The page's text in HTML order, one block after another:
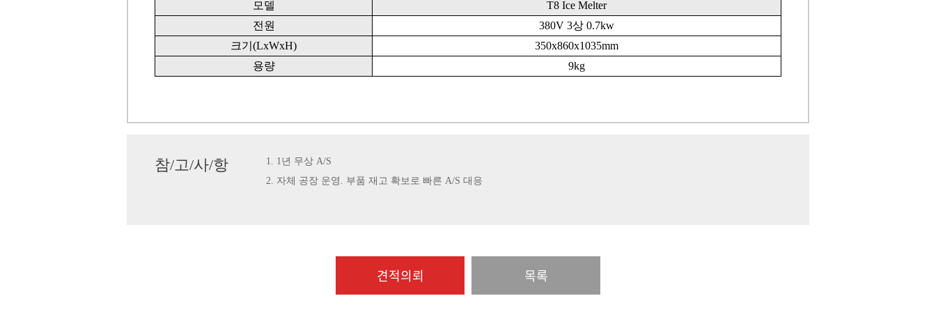
모 델
T8 Ice Melter
전원
380V 3상 0.7kw
크기(LxWxH) 350x860x1035mm
용량
9kg
참/고/사/항
1. 1년 무상 A/S
2. 자체 공장 운영. 부품 재고 확보로 빠른 A/S 대응
견적의뢰 목록